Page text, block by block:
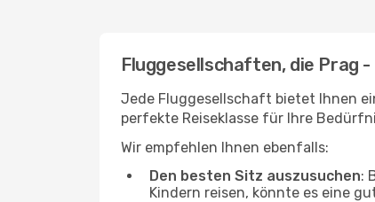
Fluggesellschaften, die Prag
Jede Fluggesellschaft bietet Ihnen
perfekte Reiseklasse für Ihre
Wir empfehlen Ihnen ebenfalls:
Den besten Sitz auszusuchen:
Kindern reisen, könnte es eine